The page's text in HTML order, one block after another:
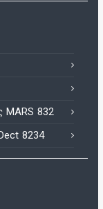
MARS 832
8234